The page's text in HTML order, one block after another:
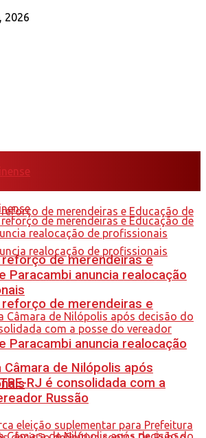
2026
reforço de merendeiras e
Paracambi anuncia realocação
reforço de merendeiras e
Paracambi anuncia realocação
Câmara de Nilópolis após
RJ é consolidada com a
Russão